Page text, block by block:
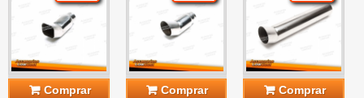
Comprar
Comprar
Comprar